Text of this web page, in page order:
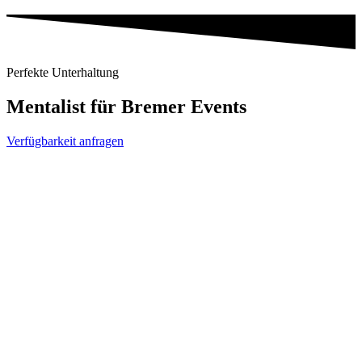
Perfekte Unterhaltung
Mentalist für Bremer Events
Verfügbarkeit anfragen